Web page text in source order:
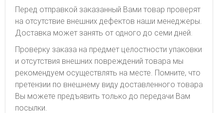
Перед отправкой заказанный Вами товар проверят
на отсутствие внешних дефектов наши менеджеры.
Доставка может занять от одного до семи дней.
Проверку заказа на предмет целостности упаковки
и отсутствия внешних повреждений товара мы
рекомендуем осуществлять на месте. Помните, что
претензии по внешнему виду доставленного товара
Вы можете предъявить только до передачи Вам
посылки.